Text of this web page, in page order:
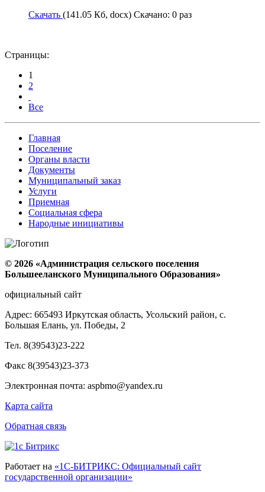
Скачать (141.05 Кб, docx) Скачано: 0 раз
Страницы:
1
2
Все
Главная
Поселение
Органы власти
Документы
Муниципальный заказ
Услуги
Приемная
Социальная сфера
Народные инициативы
© 2026 «Администрация сельского поселения
Большееланского Муниципального Образования»
официальный сайт
Адрес: 665493 Иркутская область, Усольский район, с.
Большая Елань, ул. Победы, 2
Тел. 8(39543)23-222
Факс 8(39543)23-373
Электронная почта: aspbmo@yandex.ru
Карта сайта
Обратная связь
Работает на «1С-БИТРИКС: Официальный сайт
государственной организации»